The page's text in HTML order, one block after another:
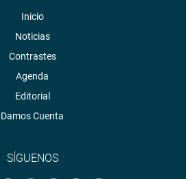
Inicio
Noticias
Contrastes
Agenda
Editorial
Damos Cuenta
SÍGUENOS